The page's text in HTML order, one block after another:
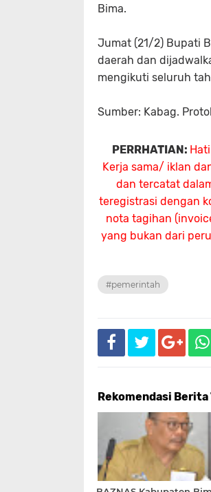
Bima.
Jumat (21/2) Bupati
daerah dan
mengikuti seluruh
Sumber: Kabag.
PERRHATIAN:
Kerja sama/ iklan
dan tercatat
teregistrasi dengan
nota tagihan
yang bukan dari
#pemerintah
Rekomendasi